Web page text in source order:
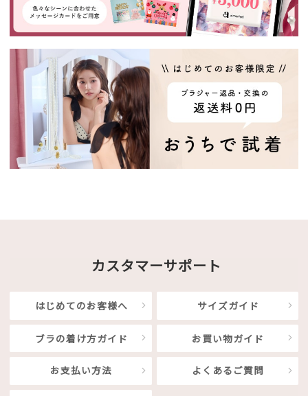
カスタマーサポート
はじめてのお客様へ サイズガイド
ブラの着け方ガイド お買い物ガイド
お支払い方法 よくあるご質問